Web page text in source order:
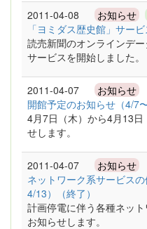
2011-04-08 お知らせ
「ヨミダス歴史館」サー
読売新聞のオンラインデ
サービスを開始しました。
2011-04-07 お知らせ
開館予定のお知らせ（4/7
4月7日（木）から4月13
せします。
2011-04-07 お知らせ
ネットワーク系サービス
4/13）（終了）
計画停電に伴う各種ネッ
お知らせします。